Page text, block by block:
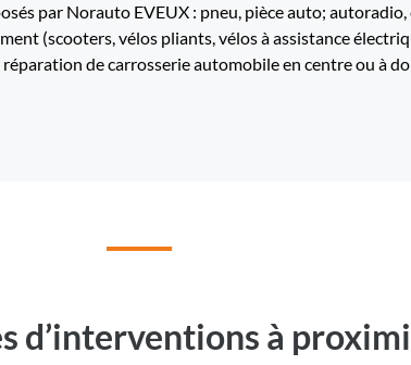
par Norauto EVEUX : pneu, pièce auto;
(scooters, vélos pliants, vélos à assistance
de carrosserie automobile en centre ou à
d’interventions à